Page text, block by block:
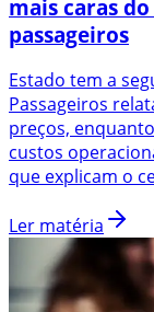
mais caras
passageiros
Estado tem a
Passageiros
preços,
custos
que explicam o
Ler matéria